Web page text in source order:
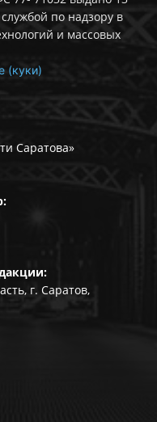
по надзору в
и массовых
(куки)
Саратова»
г. Саратов,